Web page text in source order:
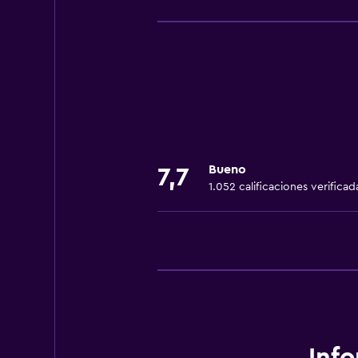
Unidad ubicada en la planta baja
Estacionamiento accesible
7,7 Bueno
1.052 calificaciones